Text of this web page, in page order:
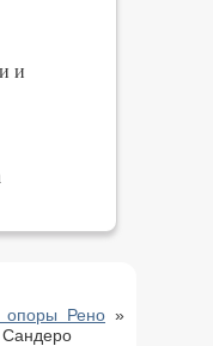
и
опоры Рено »